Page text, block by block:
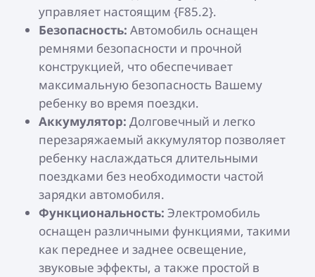
управляет настоящим {F85.2}.
Безопасность: Автомобиль оснащен
ремнями безопасности и прочной
конструкцией, что обеспечивает
максимальную безопасность Вашему
ребенку во время поездки.
Аккумулятор: Долговечный и легко
перезаряжаемый аккумулятор позволяет
ребенку наслаждаться длительными
поездками без необходимости частой
зарядки автомобиля.
Функциональность: Электромобиль
оснащен различными функциями, такими
как переднее и заднее освещение,
звуковые эффекты, а также простой в